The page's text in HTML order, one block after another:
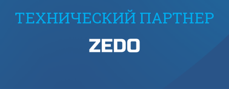
ТЕХНИЧЕСКИЙ ПАРТНЕР